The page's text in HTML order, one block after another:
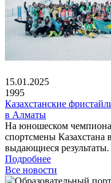
15.01.2025
1995
Казахстанские
в Алматы
На юношеском
спортсмены Казахстана
выдающиеся
Подробнее
Все новости